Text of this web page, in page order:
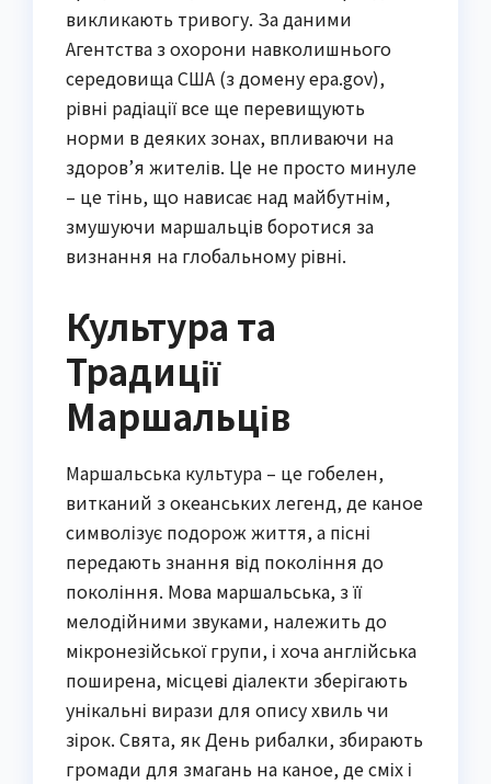
викликають тривогу. За даними
Агентства з охорони навколишнього
середовища США (з домену epa.gov),
рівні радіації все ще перевищують
норми в деяких зонах, впливаючи на
здоров’я жителів. Це не просто минуле
– це тінь, що нависає над майбутнім,
змушуючи маршальців боротися за
визнання на глобальному рівні.
Культура та
Традиції
Маршальців
Маршальська культура – це гобелен,
витканий з океанських легенд, де каное
символізує подорож життя, а пісні
передають знання від покоління до
покоління. Мова маршальська, з її
мелодійними звуками, належить до
мікронезійської групи, і хоча англійська
поширена, місцеві діалекти зберігають
унікальні вирази для опису хвиль чи
зірок. Свята, як День рибалки, збирають
громади для змагань на каное, де сміх і